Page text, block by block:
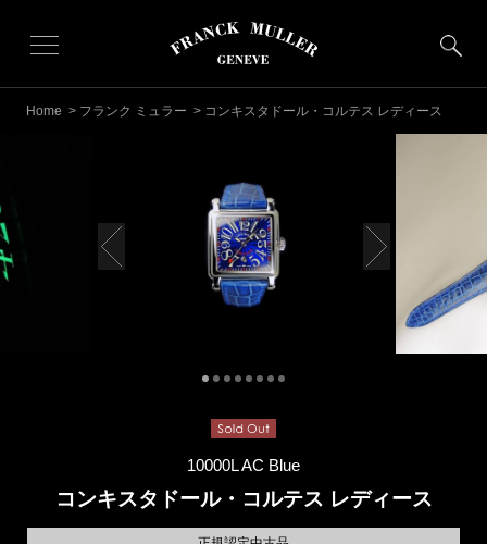
Home > フランク ミュラー > コンキスタドール・コルテス レディース
10000L AC Blue
コンキスタドール・コルテス レディース